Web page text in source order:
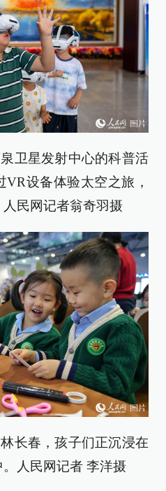
卫星发射中心的科普活
设备体验太空之旅，
民网记者翁奇羽摄
长春，孩子们正沉浸在
人民网记者 李洋摄